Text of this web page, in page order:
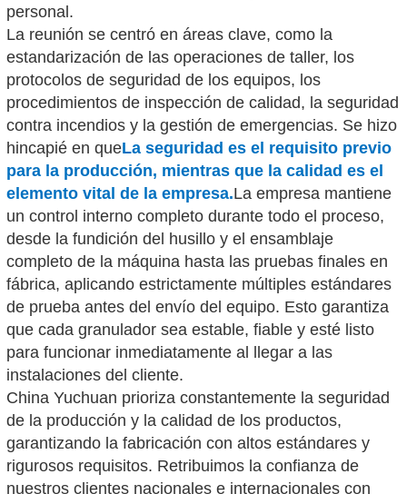
personal.
La reunión se centró en áreas clave, como la
estandarización de las operaciones de taller, los
protocolos de seguridad de los equipos, los
procedimientos de inspección de calidad, la seguridad
contra incendios y la gestión de emergencias. Se hizo
hincapié en queLa seguridad es el requisito previo
para la producción, mientras que la calidad es el
elemento vital de la empresa.La empresa mantiene
un control interno completo durante todo el proceso,
desde la fundición del husillo y el ensamblaje
completo de la máquina hasta las pruebas finales en
fábrica, aplicando estrictamente múltiples estándares
de prueba antes del envío del equipo. Esto garantiza
que cada granulador sea estable, fiable y esté listo
para funcionar inmediatamente al llegar a las
instalaciones del cliente.
China Yuchuan prioriza constantemente la seguridad
de la producción y la calidad de los productos,
garantizando la fabricación con altos estándares y
rigurosos requisitos. Retribuimos la confianza de
nuestros clientes nacionales e internacionales con